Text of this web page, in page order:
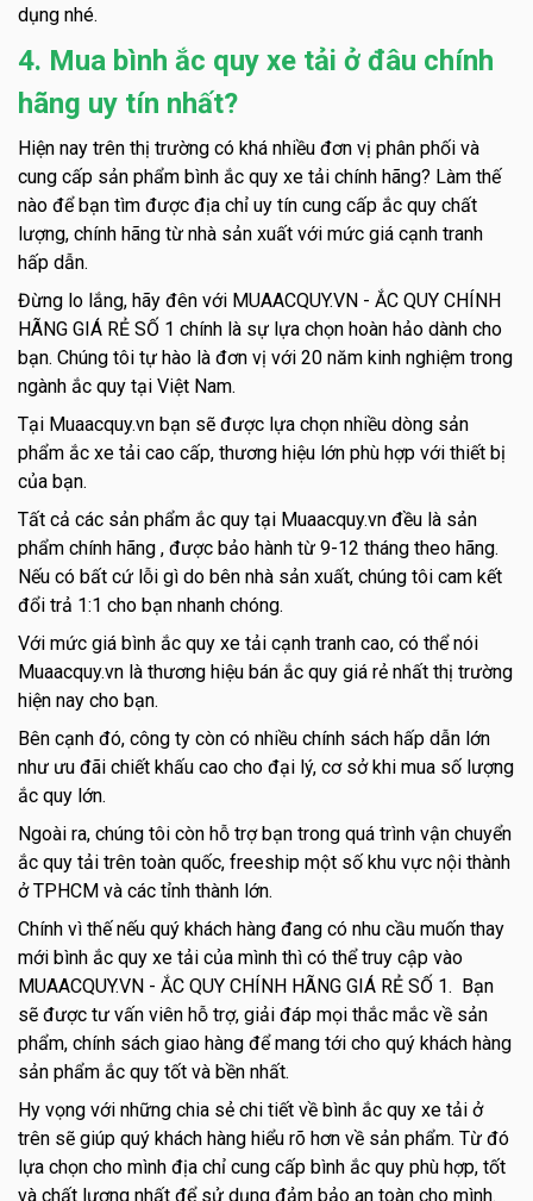
dụng nhé.
4. Mua bình ắc quy xe tải ở đâu chính
hãng uy tín nhất?
Hiện nay trên thị trường có khá nhiều đơn vị phân phối và
cung cấp sản phẩm bình ắc quy xe tải chính hãng? Làm thế
nào để bạn tìm được địa chỉ uy tín cung cấp ắc quy chất
lượng, chính hãng từ nhà sản xuất với mức giá cạnh tranh
hấp dẫn.
Đừng lo lắng, hãy đên với MUAACQUY.VN - ẮC QUY CHÍNH
HÃNG GIÁ RẺ SỐ 1 chính là sự lựa chọn hoàn hảo dành cho
bạn. Chúng tôi tự hào là đơn vị với 20 năm kinh nghiệm trong
ngành ắc quy tại Việt Nam.
Tại Muaacquy.vn bạn sẽ được lựa chọn nhiều dòng sản
phẩm ắc xe tải cao cấp, thương hiệu lớn phù hợp với thiết bị
của bạn.
Tất cả các sản phẩm ắc quy tại Muaacquy.vn đều là sản
phẩm chính hãng , được bảo hành từ 9-12 tháng theo hãng.
Nếu có bất cứ lỗi gì do bên nhà sản xuất, chúng tôi cam kết
đổi trả 1:1 cho bạn nhanh chóng.
Với mức giá bình ắc quy xe tải cạnh tranh cao, có thể nói
Muaacquy.vn là thương hiệu bán ắc quy giá rẻ nhất thị trường
hiện nay cho bạn.
Bên cạnh đó, công ty còn có nhiều chính sách hấp dẫn lớn
như ưu đãi chiết khấu cao cho đại lý, cơ sở khi mua số lượng
ắc quy lớn.
Ngoài ra, chúng tôi còn hỗ trợ bạn trong quá trình vận chuyển
ắc quy tải trên toàn quốc, freeship một số khu vực nội thành
ở TPHCM và các tỉnh thành lớn.
Chính vì thế nếu quý khách hàng đang có nhu cầu muốn thay
mới bình ắc quy xe tải của mình thì có thể truy cập vào
MUAACQUY.VN - ẮC QUY CHÍNH HÃNG GIÁ RẺ SỐ 1. Bạn
sẽ được tư vấn viên hỗ trợ, giải đáp mọi thắc mắc về sản
phẩm, chính sách giao hàng để mang tới cho quý khách hàng
sản phẩm ắc quy tốt và bền nhất.
Hy vọng với những chia sẻ chi tiết về bình ắc quy xe tải ở
trên sẽ giúp quý khách hàng hiểu rõ hơn về sản phẩm. Từ đó
lựa chọn cho mình địa chỉ cung cấp bình ắc quy phù hợp, tốt
và chất lượng nhất để sử dụng đảm bảo an toàn cho mình.